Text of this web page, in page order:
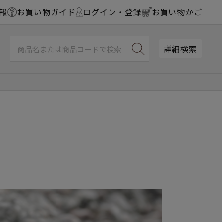
お買い物ガイド ログイン・登録 お買い物かご
詳細検索